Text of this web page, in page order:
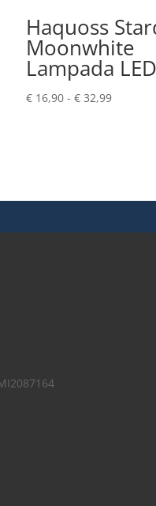
Haquoss
Moonwhite
Lampada LED
€16,90 - €32,99Fascia